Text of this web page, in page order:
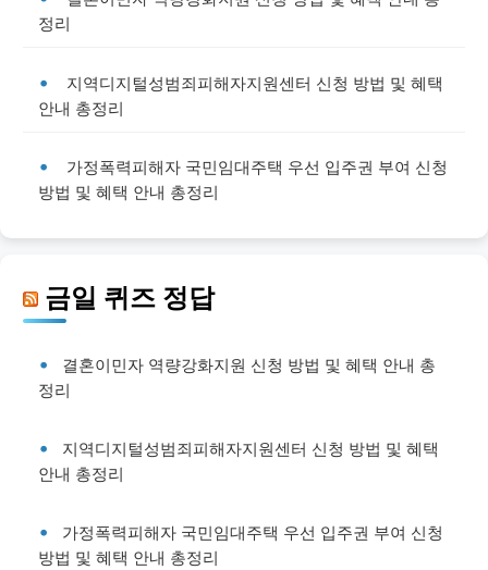
정리
지역디지털성범죄피해자지원센터 신청 방법 및 혜택
안내 총정리
가정폭력피해자 국민임대주택 우선 입주권 부여 신청
방법 및 혜택 안내 총정리
금일 퀴즈 정답
결혼이민자 역량강화지원 신청 방법 및 혜택 안내 총
정리
지역디지털성범죄피해자지원센터 신청 방법 및 혜택
안내 총정리
가정폭력피해자 국민임대주택 우선 입주권 부여 신청
방법 및 혜택 안내 총정리